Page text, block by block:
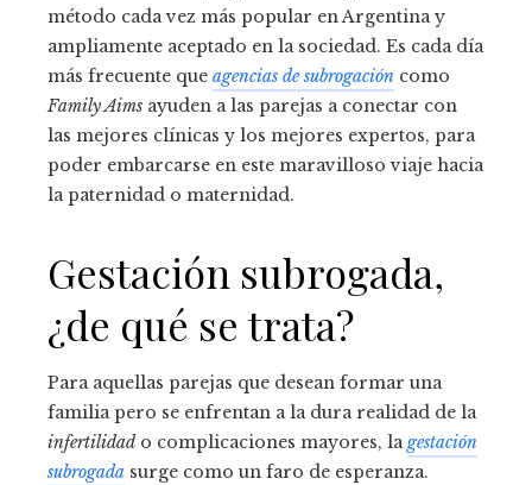
método cada vez más popular en Argentina y
ampliamente aceptado en la sociedad. Es cada día
más frecuente que agencias de subrogación como
Family Aims ayuden a las parejas a conectar con
las mejores clínicas y los mejores expertos, para
poder embarcarse en este maravilloso viaje hacia
la paternidad o maternidad.
Gestación subrogada,
¿de qué se trata?
Para aquellas parejas que desean formar una
familia pero se enfrentan a la dura realidad de la
infertilidad o complicaciones mayores, lagestación
subrogada surge como un faro de esperanza.